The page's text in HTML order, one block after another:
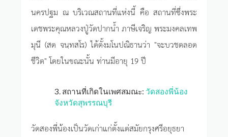
นครปฐม ณ บริเวณสถานที่แห่งนี้ คือ สถานที่ซึ่งพระ
เดชพระคุณหลวงปู่วัดปากน้ำ ภาษีเจริญ พระมงคลเทพ
มุนี (สด จนฺทสโร) ได้ตั้งมโนปณิธานว่า "จะบวชตลอด
ชีวิต" โดยในขณะนั้น ท่านมีอายุ 19 ปี
3. สถานที่เกิดในเพศสมณะ: วัดสองพี่น้อง
จังหวัดสุพรรณบุรี
วัดสองพี่น้องเป็นวัดเก่าแก่ตั้งแต่สมัยกรุงศรีอยุธยา